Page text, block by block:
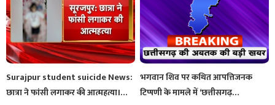
Surajpur student suicide News:
छात्रा ने फांसी लगाकर की आत्महत्या।…
भगवान शिव पर कथित आपत्तिजनक
टिप्पणी के मामले में ‘छत्तीसगढ़…